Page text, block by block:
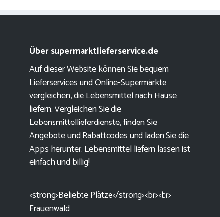
Über supermarktlieferservice.de
Auf dieser Website können Sie bequem
Lieferservices und Online-Supermärkte
vergleichen, die Lebensmittel nach Hause
liefern. Vergleichen Sie die
Lebensmittellieferdienste, finden Sie
Angebote und Rabattcodes und laden Sie die
Apps herunter. Lebensmittel liefern lassen ist
einfach und billig!
<strong>Beliebte Plätze</strong><br><br>
Frauenwald